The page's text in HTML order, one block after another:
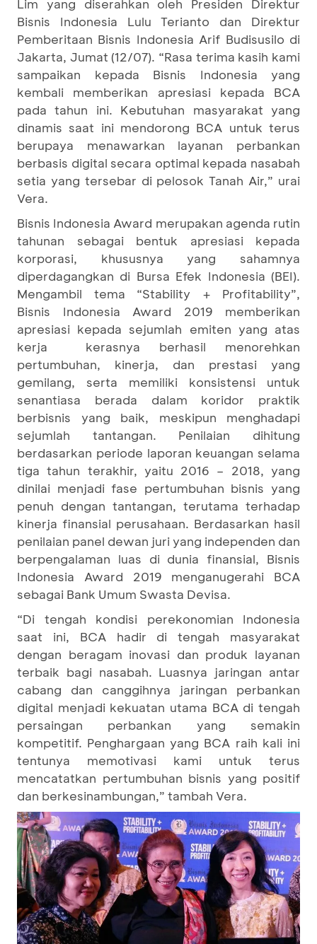
Lim yang diserahkan oleh Presiden Direktur
Bisnis Indonesia Lulu Terianto dan Direktur
Pemberitaan Bisnis Indonesia Arif Budisusilo di
Jakarta, Jumat (12/07). “Rasa terima kasih kami
sampaikan kepada Bisnis Indonesia yang
kembali memberikan apresiasi kepada BCA
pada tahun ini. Kebutuhan masyarakat yang
dinamis saat ini mendorong BCA untuk terus
berupaya menawarkan layanan perbankan
berbasis digital secara optimal kepada nasabah
setia yang tersebar di pelosok Tanah Air,” urai
Vera.
Bisnis Indonesia Award merupakan agenda rutin
tahunan sebagai bentuk apresiasi kepada
korporasi, khususnya yang sahamnya
diperdagangkan di Bursa Efek Indonesia (BEI).
Mengambil tema “Stability + Profitability”,
Bisnis Indonesia Award 2019 memberikan
apresiasi kepada sejumlah emiten yang atas
kerja kerasnya berhasil menorehkan
pertumbuhan, kinerja, dan prestasi yang
gemilang, serta memiliki konsistensi untuk
senantiasa berada dalam koridor praktik
berbisnis yang baik, meskipun menghadapi
sejumlah tantangan. Penilaian dihitung
berdasarkan periode laporan keuangan selama
tiga tahun terakhir, yaitu 2016 – 2018, yang
dinilai menjadi fase pertumbuhan bisnis yang
penuh dengan tantangan, terutama terhadap
kinerja finansial perusahaan. Berdasarkan hasil
penilaian panel dewan juri yang independen dan
berpengalaman luas di dunia finansial, Bisnis
Indonesia Award 2019 menganugerahi BCA
sebagai Bank Umum Swasta Devisa.
“Di tengah kondisi perekonomian Indonesia
saat ini, BCA hadir di tengah masyarakat
dengan beragam inovasi dan produk layanan
terbaik bagi nasabah. Luasnya jaringan antar
cabang dan canggihnya jaringan perbankan
digital menjadi kekuatan utama BCA di tengah
persaingan perbankan yang semakin
kompetitif. Penghargaan yang BCA raih kali ini
tentunya memotivasi kami untuk terus
mencatatkan pertumbuhan bisnis yang positif
dan berkesinambungan,” tambah Vera.